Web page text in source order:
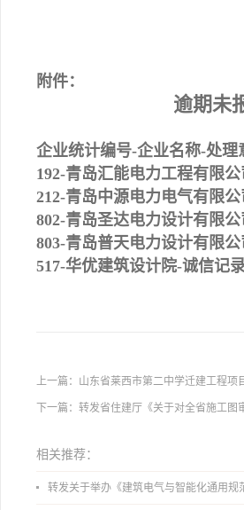
附件：
逾期未
企业统计编号-企业名称-处理
192-青岛汇能电力工程有限公
212-青岛中源电力电气有限公
802-青岛圣达电力设计有限公
803-青岛普天电力设计有限公
517-华优建筑设计院-诚信记
上一篇： 山东省莱西市第二中学迁建工程项
下一篇： 转发省住建厅《关于对全省施工图
相关推荐：
转发关于举办《建筑电气与智能化通用规范》 GB55024-2022公益宣贯